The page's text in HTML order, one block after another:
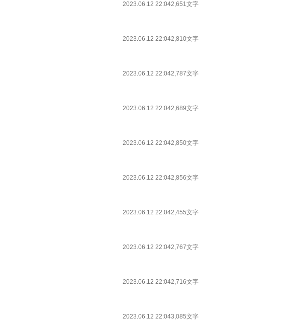
2023.06.12 22:042,651文字
2023.06.12 22:042,810文字
2023.06.12 22:042,787文字
2023.06.12 22:042,689文字
2023.06.12 22:042,850文字
2023.06.12 22:042,856文字
2023.06.12 22:042,455文字
2023.06.12 22:042,767文字
2023.06.12 22:042,716文字
2023.06.12 22:043,085文字